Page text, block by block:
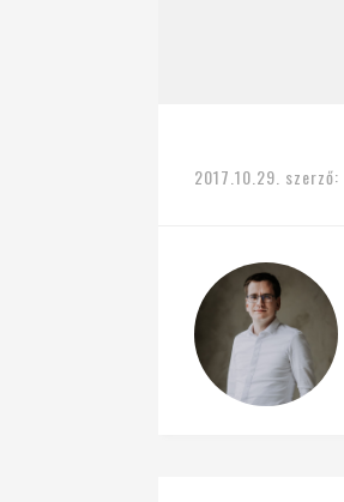
2017.10.29. szerző: